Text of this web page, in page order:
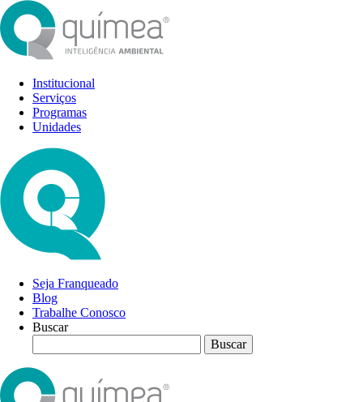
Institucional
Serviços
Programas
Unidades
Seja Franqueado
Blog
Trabalhe Conosco
Buscar